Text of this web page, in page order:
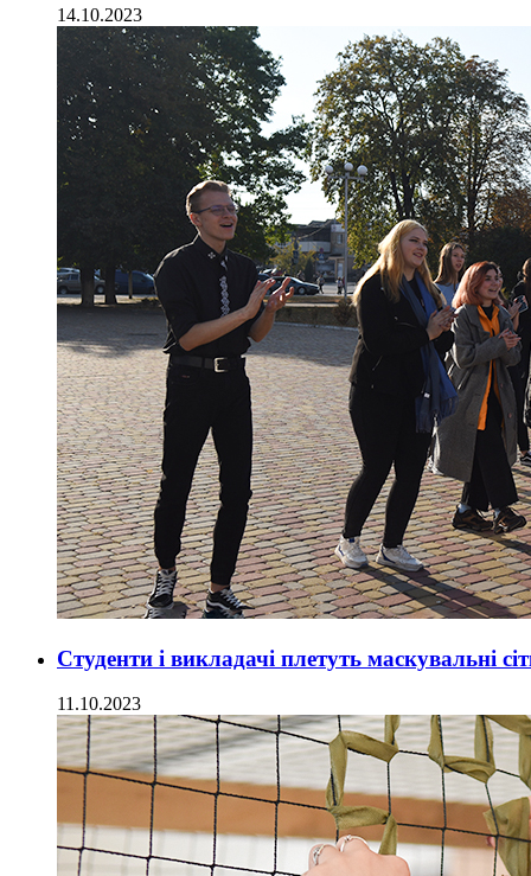
14.10.2023
Студенти і викладачі плетуть маскувальні
11.10.2023